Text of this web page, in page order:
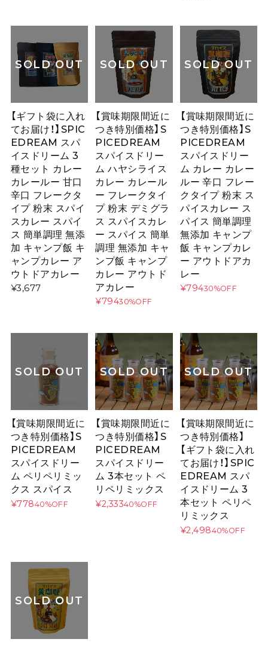
SOLD OUT
【ギフト袋に入れ
てお届け！】SPIC
EDREAM スパ
イスドリーム 3
種セット カレー
カレールー 甘口
辛口 フレークタ
イプ 粉末 スパイ
スカレー スパイ
ス 簡単調理 無添
加 キャンプ飯 キ
ャンプカレー ア
ウトドアカレー
¥3,677
SOLD OUT
【賞味期限間近に
つき特別価格】S
PICEDREAM
スパイスドリー
ム ハヤシライス
カレー カレール
ー フレークタイ
プ 粉末 デミグラ
ス スパイスカレ
ー スパイス 簡単
調理 無添加 キャ
ンプ飯 キャンプ
カレー アウトド
アカレー
¥79430%OFF
SOLD OUT
【賞味期限間近に
つき特別価格】S
PICEDREAM
スパイスドリー
ム カレー カレー
ルー 辛口 フレー
クタイプ 粉末 ス
パイスカレー ス
パイス 簡単調理
無添加 キャンプ
飯 キャンプカレ
ー アウトドアカ
レー
¥79430%OFF
SOLD OUT
【賞味期限間近に
つき特別価格】S
PICEDREAM
スパイスドリー
ム ペリペリミッ
クス スパイス
¥77840%OFF
SOLD OUT
【賞味期限間近に
つき特別価格】S
PICEDREAM
スパイスドリー
ム 3本セット ペ
リペリミックス
¥2,33340%OFF
SOLD OUT
【賞味期限間近に
つき特別価格】
【ギフト袋に入れ
てお届け！】SPIC
EDREAM スパ
イスドリーム 3
本セット ペリペ
リミックス
¥2,49840%OFF
SOLD OUT